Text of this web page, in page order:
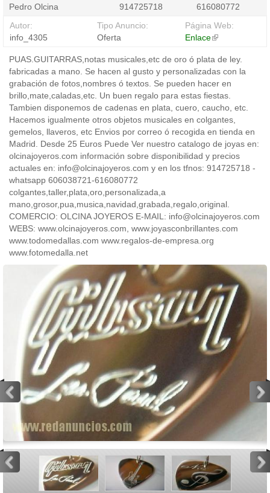
Pedro Olcina
914725718
616080772
Autor:
info_4305
Tipo Anuncio:
Oferta
Página Web:
Enlace(link
external)
PUAS.GUITARRAS,notas musicales,etc de oro ó plata de ley.
fabricadas a mano. Se hacen al gusto y personalizadas con la
grabación de fotos,nombres ó textos. Se pueden hacer en
brillo,mate,caladas,etc. Un buen regalo para estas fiestas.
Tambien disponemos de cadenas en plata, cuero, caucho, etc.
Hacemos igualmente otros objetos musicales en colgantes,
gemelos, llaveros, etc Envios por correo ó recogida en tienda en
Madrid. Desde 25 Euros Puede Ver nuestro catalogo de joyas en:
olcinajoyeros.com información sobre disponibilidad y precios
actuales en: info@olcinajoyeros.com y en los tfnos: 914725718 -
whatsapp 606038721-616080772
colgantes,taller,plata,oro,personalizada,a
mano,grosor,pua,musica,navidad,grabada,regalo,original.
COMERCIO: OLCINA JOYEROS E-MAIL: info@olcinajoyeros.com
WEBS: www.olcinajoyeros.com, www.joyasconbrillantes.com
www.todomedallas.com www.regalos-de-empresa.org
www.fotomedalla.net